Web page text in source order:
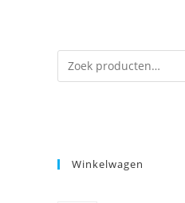
Winkelwagen